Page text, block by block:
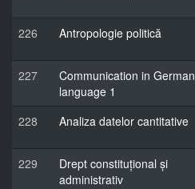
226 Antropologie politică
227
Communication in German
language 1
228 Analiza datelor cantitative
229
Drept constituțional și
administrativ